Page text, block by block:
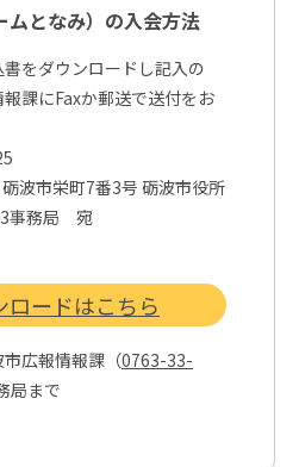
ムとなみ）の入会方法
をダウンロードし記入の
課にFaxか郵送で送付をお
砺波市栄町7番3号 砺波市役所
事務局 宛
ロードはこちら
広報情報課（0763-33-
局まで